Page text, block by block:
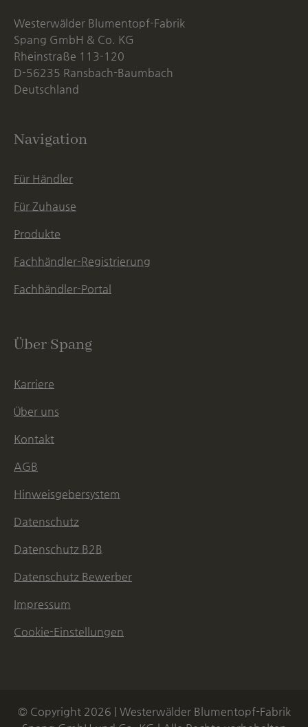
Westerwälder Blumentopf-Fabrik
Spang GmbH & Co. KG
Rheinstraße 113-120
D-56235 Ransbach-Baumbach
Deutschland
Navigation
Für Händler
Für Zuhause
Produkte
Fachhändler-Registrierung
Fachhändler-Portal
Über Spang
Karriere
Über uns
Kontakt
AGB
Hinweisgebersystem
Datenschutz
Datenschutz B2B
Datenschutz Bewerber
Impressum
Cookie-Einstellungen
© Copyright 2026 | Westerwälder Blumentopf-Fabrik